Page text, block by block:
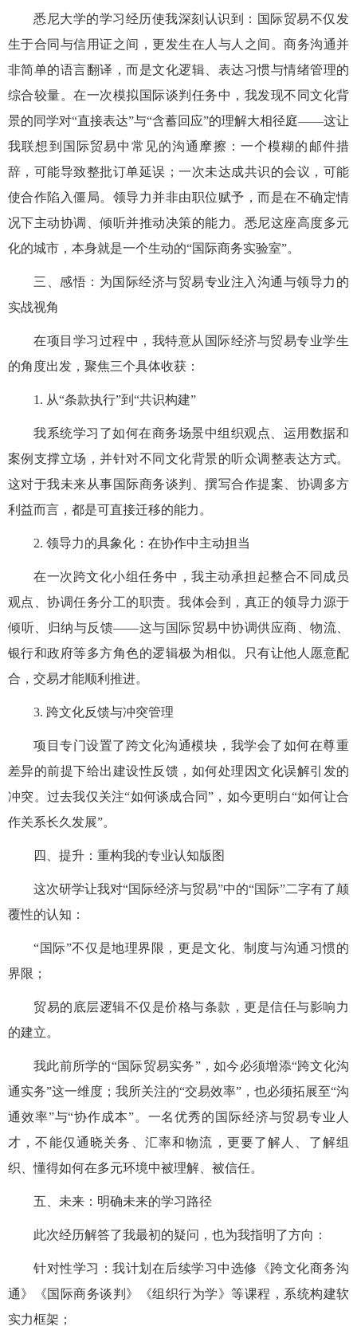
悉尼大学的学习经历使我深刻认识到：国际贸易不仅发
生于合同与信用证之间，更发生在人与人之间。商务沟通并
非简单的语言翻译，而是文化逻辑、表达习惯与情绪管理的
综合较量。在一次模拟国际谈判任务中，我发现不同文化背
景的同学对“直接表达”与“含蓄回应”的理解大相径庭——这让
我联想到国际贸易中常见的沟通摩擦：一个模糊的邮件措
辞，可能导致整批订单延误；一次未达成共识的会议，可能
使合作陷入僵局。领导力并非由职位赋予，而是在不确定情
况下主动协调、倾听并推动决策的能力。悉尼这座高度多元
化的城市，本身就是一个生动的“国际商务实验室”。
三、感悟 ：为国际经济与贸易专业注入沟通与领导力的
实战视角
在项目学习过程中，我特意从国际经济与贸易专业学生
的角度出发，聚焦三个具体收获：
1. 从“条款执行”到“共识构建”
我系统学习了如何在商务场景中组织观点、运用数据和
案例支撑立场，并针对不同文化背景的听众调整表达方式。
这对于我未来从事国际商务谈判、撰写合作提案、协调多方
利益而言，都是可直接迁移的能力。
2. 领导力的具象化：在协作中主动担当
在一次跨文化小组任务中，我主动承担起整合不同成员
观点、协调任务分工的职责。我体会到，真正的领导力源于
倾听、归纳与反馈——这与国际贸易中协调供应商、物流、
银行和政府等多方角色的逻辑极为相似。只有让他人愿意配
合，交易才能顺利推进。
3. 跨文化反馈与冲突管理
项目专门设置了跨文化沟通模块，我学会了如何在尊重
差异的前提下给出建设性反馈，如何处理因文化误解引发的
冲突。过去我仅关注“如何谈成合同”，如今更明白“如何让合
作关系长久发展”。
四、 提升 ：重构我的专业认知版图
这次研学让我对“国际经济与贸易”中的“国际”二字有了颠
覆性的认知 ：
“国际”不仅是地理界限，更是文化、制度与沟通习惯的
界限；
贸易的底层逻辑不仅是价格与条款，更是信任与影响力
的建立。
我此前所学的“国际贸易实务”，如今必须增添“跨文化沟
通实务”这一维度；我所关注的“交易效率”，也必须拓展至“沟
通效率”与“协作成本”。一名优秀的国际经济与贸易专业人
才，不能仅通晓关务、汇率和物流，更要了解人、了解组
织、懂得如何在多元环境中被理解、被信任。
五、 未来 ：明确未来的学习路径
此次经历解答了我最初的疑问，也为我指明了方向：
针对性学习 ：我计划在后续学习中选修《跨文化商务沟
通》《国际商务谈判》《组织行为学》等课程，系统构建软
实力框架；